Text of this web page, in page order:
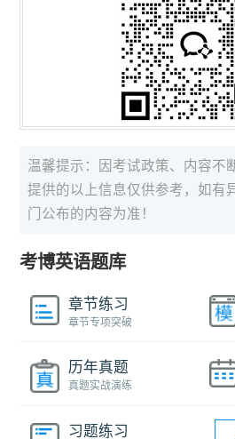
温馨提示：因考试政策、内容不
提供的以上信息仅供参考，如有
门公布的内容为准！
考博英语题库
章节练习
章节专项突破
历年真题
真题实战演练
习题练习